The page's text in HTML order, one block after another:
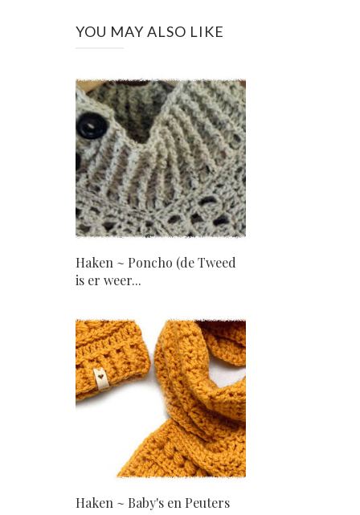
YOU MAY ALSO LIKE
Haken ~ Poncho (de Tweed
is er weer...
Haken ~ Baby's en Peuters